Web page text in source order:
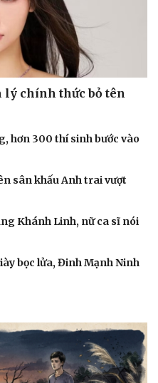
Podcast
Cửa sổ tình yêu
lý chính thức bỏ tên
hơn 300 thí sinh bước vào
sân khấu Anh trai vượt
Khánh Linh, nữ ca sĩ nói
bọc lửa, Đinh Mạnh Ninh